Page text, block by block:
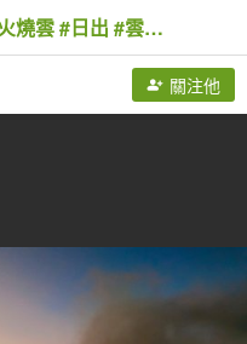
大屯山差強人意 #琉璃光 #火燒雲 #日出 #雲海 12/11
關注他